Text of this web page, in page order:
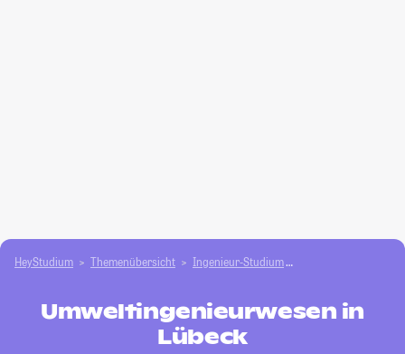
HeyStudium Themenübersicht Ingenieur-Studium
Umweltingenieurwesen in
Lübeck